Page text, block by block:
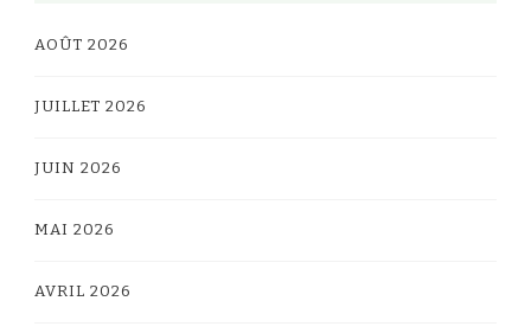
AOÛT 2026
JUILLET 2026
JUIN 2026
MAI 2026
AVRIL 2026